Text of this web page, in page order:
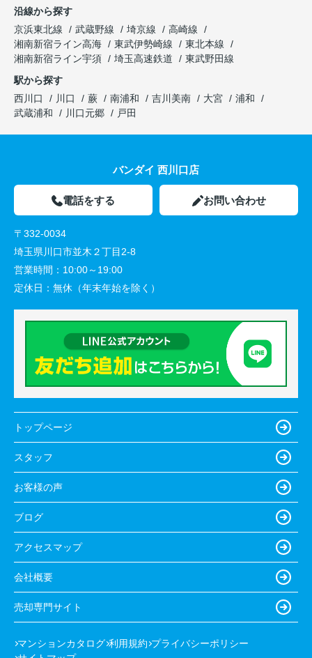
沿線から探す
京浜東北線
武蔵野線 埼京線
高崎線
湘南新宿ライン高海
東武伊勢崎線
東北本線
湘南新宿ライン宇須
埼玉高速鉄道
東武野田線
駅から探す
西川口
川口 蕨 南浦和 吉川美南 大宮
浦和
武蔵浦和
川口元郷 戸田
バンダイ 西川口店
電話をする お問い合わせ
〒332-0034
埼玉県川口市並木２丁目2-8
営業時間： 10:00～19:00
定休日： 無休（年末年始を除く）
トップページ
スタッフ
お客様の声
ブログ
アクセスマップ
会社概要
売却専門サイト
マンションカタログ 利用規約 プライバシーポリシー